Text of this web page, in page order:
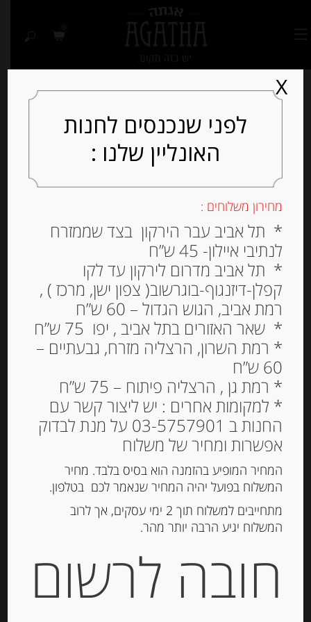
מעדן חבושים ספרדי
מסורתי עם אגוזי מלך 240
גרם Quince Paste
Membrillo Gourmet
₪26.00
מחיר ל 100 גרם: 10.84 ש"ח
לפני שנכנסים לחנות
האונליין שלנו :
מחירון משלוחים :
* תל אביב עבר הירקון בצד שממזרח
לנתיבי איילון- 45 ש”ח
* תל אביב מדרום לירקון עד לקו
קפלן-דיזנגוף-בוגרשוב( צפון ישן, מרכז ) ,
רמת אביב, הגוש הגדול – 60 ש”ח
* שאר האזורים בתל אביב , יפו 75 ש”ח
* רמת השרון, הרצליה מזרח, גבעתיים –
60 ש”ח
* רמת גן , הרצליה פיתוח – 75 ש”ח
* למקומות אחרים : יש ליצור קשר עם
החנות ב 03-5757901 על מנת לבדוק
אפשרות ומחיר של משלוח
המחיר המופיע בהזמנה הוא בסיס בלבד. מחיר
המשלוח בפועל יהיה המחיר שנאמר לכם בטלפון.
מתחייבים למשלוח תוך 2 ימי עסקים, אך לרוב
המשלוח יגיע הרבה יותר מהר.
חובה לרשום
X